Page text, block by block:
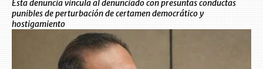
Esta denuncia vincula al denunciado con presuntas conductas
punibles de perturbación de certamen democrático y
hostigamiento